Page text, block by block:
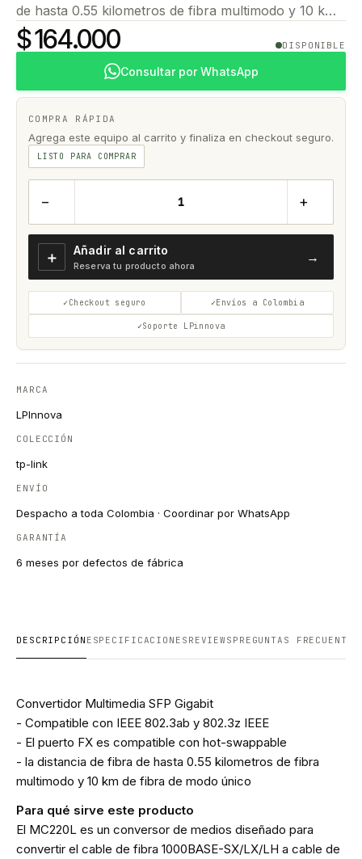
de hasta 0.55 kilometros de fibra multimodo y 10 k…
$ 164.000 DISPONIBLE
Consultar por WhatsApp
COMPRA RÁPIDA
Agrega este equipo al carrito y finaliza en checkout seguro.
LISTO PARA COMPRAR
− +
＋ Añadir al carrito
Reserva tu producto ahora
→
Checkout seguro Envíos a Colombia
Soporte LPinnova
MARCA
LPInnova
COLECCIÓN
tp-link
ENVÍO
Despacho a toda Colombia · Coordinar por WhatsApp
GARANTÍA
6 meses por defectos de fábrica
DESCRIPCIÓN ESPECIFICACIONES REVIEWS PREGUNTAS FRECUENTES
Convertidor Multimedia SFP Gigabit
- Compatible con IEEE 802.3ab y 802.3z IEEE
- El puerto FX es compatible con hot-swappable
- la distancia de fibra de hasta 0.55 kilometros de fibra
multimodo y 10 km de fibra de modo único
Para qué sirve este producto
El MC220L es un conversor de medios diseñado para
convertir el cable de fibra 1000BASE-SX/LX/LH a cable de